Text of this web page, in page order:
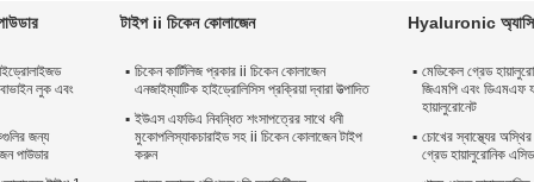
আরম্ভ উপাদান:চিকেন স্টার্নম
কন্টেন্ট:> 10%
মোট প্রোটিন:> 60%
নিরপেক্ষ কোলাজেন টাইপ ii:>
লুক এবং
জন্য
পাউডার
টাইপ ii চিকেন কোলাজেন
চিকেন কার্টিলিজ প্রকার ii চিকেন কোলাজেন
এনজাইম্যাটিক হাইড্রোলিসিস প্রক্রিয়া দ্বারা উত্পাদিত
ইউএস এফডিএ নিবন্ধিত শংসাপত্রের সাথে ধনী
মুকোপলিস্যাকচারাইড সহ ii চিকেন কোলাজেন টাইপ
করুন
Hyaluronic অ্যাসিড
মেডিকেল গ্রেড
জিএমপি এবং ডিএমএফ
হায়ালুরোনেট
চোখের স্বাস্থ্যের অস্থির
গ্রেড হায়ালুরোনিক এসিড